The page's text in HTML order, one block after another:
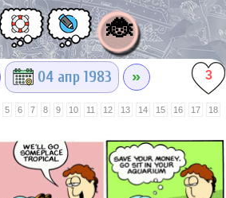
🐞
04 апр 1983 » 3
5 6 7 8 9 10 11 12 13 14 15 16 17
18